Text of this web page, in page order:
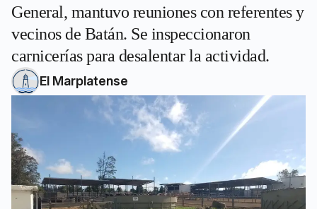
General, mantuvo reuniones con referentes y
vecinos de Batán. Se inspeccionaron
carnicerías para desalentar la actividad.
El Marplatense